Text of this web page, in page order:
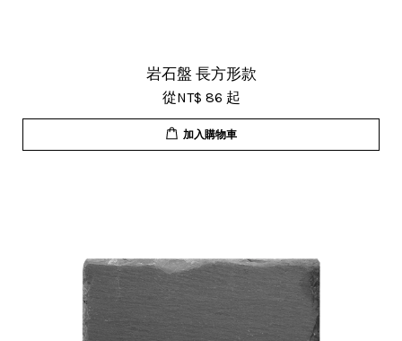
岩石盤 長方形款
從NT$ 86 起
加入購物車